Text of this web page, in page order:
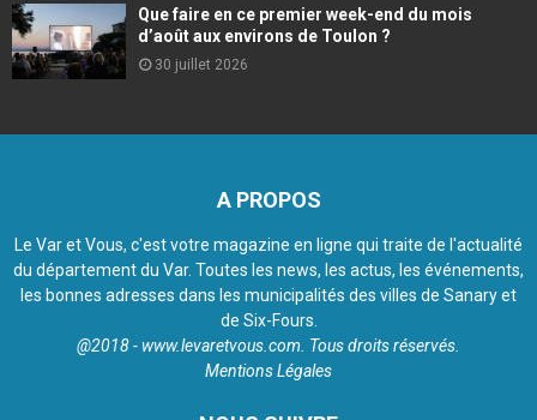
Que faire en ce premier week-end du mois
d’août aux environs de Toulon ?
30 juillet 2026
A PROPOS
Le Var et Vous, c'est votre magazine en ligne qui traite de l'actualité
du département du Var. Toutes les news, les actus, les événements,
les bonnes adresses dans les municipalités des villes de Sanary et
de Six-Fours.
@2018 - www.levaretvous.com. Tous droits réservés.
Mentions Légales